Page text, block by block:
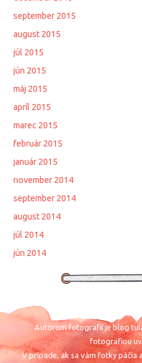
september 2015
august 2015
júl 2015
jún 2015
máj 2015
apríl 2015
marec 2015
február 2015
január 2015
november 2014
september 2014
august 2014
júl 2014
jún 2014
Autorom fotografií je blog
fotografiou
V prípade, ak sa vám fotky páčia